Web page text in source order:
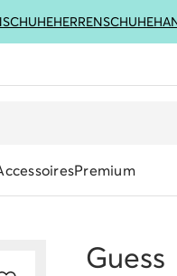
HERRENSCHUHE
Premium
Guess